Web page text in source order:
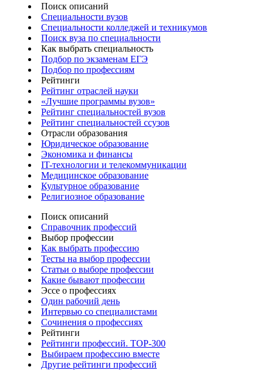
Поиск описаний
Специальности вузов
Специальности колледжей и техникумов
Поиск вуза по специальности
Как выбрать специальность
Подбор по экзаменам ЕГЭ
Подбор по профессиям
Рейтинги
Рейтинг отраслей науки
«Лучшие программы вузов»
Рейтинг специальностей вузов
Рейтинг специальностей ссузов
Отрасли образования
Юридическое образование
Экономика и финансы
IT-технологии и телекоммуникации
Медицинское образование
Культурное образование
Религиозное образование
Поиск описаний
Справочник профессий
Выбор профессии
Как выбрать профессию
Тесты на выбор профессии
Статьи о выборе профессии
Какие бывают профессии
Эссе о профессиях
Один рабочий день
Интервью со специалистами
Сочинения о профессиях
Рейтинги
Рейтинги профессий. TOP-300
Выбираем профессию вместе
Другие рейтинги профессий